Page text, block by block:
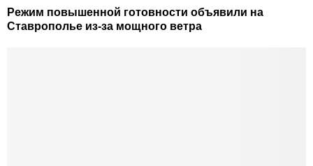
Режим повышенной готовности объявили на
Ставрополье из-за мощного ветра